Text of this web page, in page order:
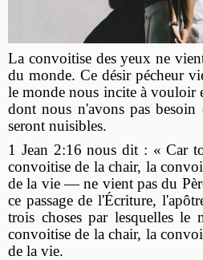
La convoitise des yeux ne
du monde. Ce désir pécheur
le monde nous incite à vouloir
dont nous n'avons pas
seront nuisibles.
1 Jean 2:16 nous dit : « Car
convoitise de la chair, la
de la vie — ne vient pas du
ce passage de l'Écriture,
trois choses par lesquelles le
convoitise de la chair, la
de la vie.